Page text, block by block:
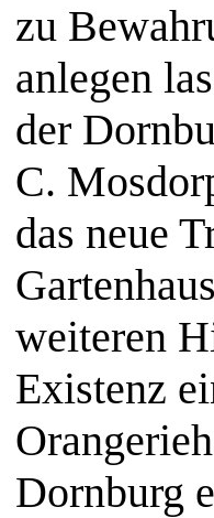
zu
anlegen
der
C.
das neue
weiteren
Existenz
Dornburg